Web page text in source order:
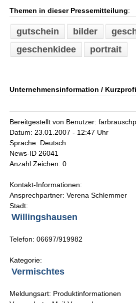
Themen in dieser Pressemitteilung:
gutschein bilder
geschenkidee
portrait
Unternehmensinformation /
Bereitgestellt von Benutzer:
Datum: 23.01.2007 - 12:47 Uhr
Sprache: Deutsch
News-ID 26041
Anzahl Zeichen: 0
Kontakt-Informationen:
Ansprechpartner: Verena Schlemmer
Stadt:
Willingshausen
Telefon: 06697/919982
Kategorie:
Vermischtes
Meldungsart: Produktinformationen